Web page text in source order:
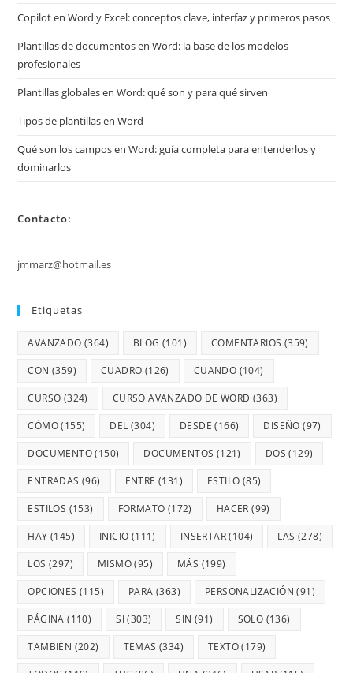
Copilot en Word y Excel: conceptos clave, interfaz y primeros pasos
Plantillas de documentos en Word: la base de los modelos
profesionales
Plantillas globales en Word: qué son y para qué sirven
Tipos de plantillas en Word
Qué son los campos en Word: guía completa para entenderlos y
dominarlos
Contacto:
jmmarz@hotmail.es
Etiquetas
AVANZADO (364) BLOG (101) COMENTARIOS (359)
CON (359) CUADRO (126) CUANDO (104)
CURSO (324) CURSO AVANZADO DE WORD (363)
CÓMO(155) DEL (304) DESDE (166) DISEÑO (97)
DOCUMENTO(150) DOCUMENTOS (121) DOS (129)
ENTRADAS (96) ENTRE (131) ESTILO (85)
ESTILOS (153) FORMATO (172) HACER (99)
HAY (145) INICIO (111) INSERTAR(104) LAS (278)
LOS (297) MISMO(95) MÁS (199)
OPCIONES (115) PARA (363) PERSONALIZACIÓN (91)
PÁGINA (110) SI(303) SIN (91) SOLO (136)
TAMBIÉN (202) TEMAS (334) TEXTO(179)